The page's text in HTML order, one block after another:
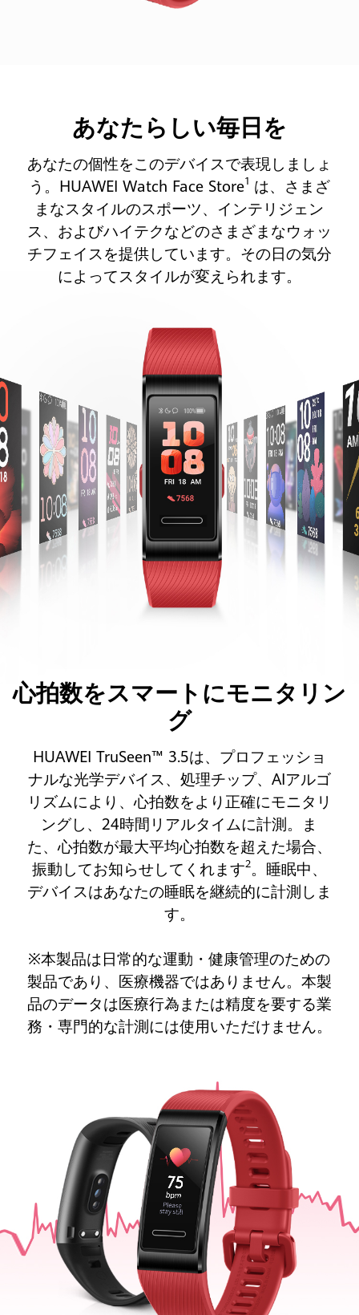
あなたらしい毎日を
あなたの個性をこのデバイスで表現しましょ
う。HUAWEI Watch Face Store1 は、さまざ
まなスタイルのスポーツ、インテリジェン
ス、およびハイテクなどのさまざまなウォッ
チフェイスを提供しています。その日の気分
によってスタイルが変えられます。
心拍数をスマートにモニタリン
グ
HUAWEI TruSeen™ 3.5は、プロフェッショ
ナルな光学デバイス、処理チップ、AIアルゴ
リズムにより、心拍数をより正確にモニタリ
ングし、24時間リアルタイムに計測。ま
た、心拍数が最大平均心拍数を超えた場合、
振動してお知らせしてくれます2。睡眠中、
デバイスはあなたの睡眠を継続的に計測しま
す。
※本製品は日常的な運動・健康管理のための
製品であり、医療機器ではありません。本製
品のデータは医療行為または精度を要する業
務・専門的な計測には使用いただけません。